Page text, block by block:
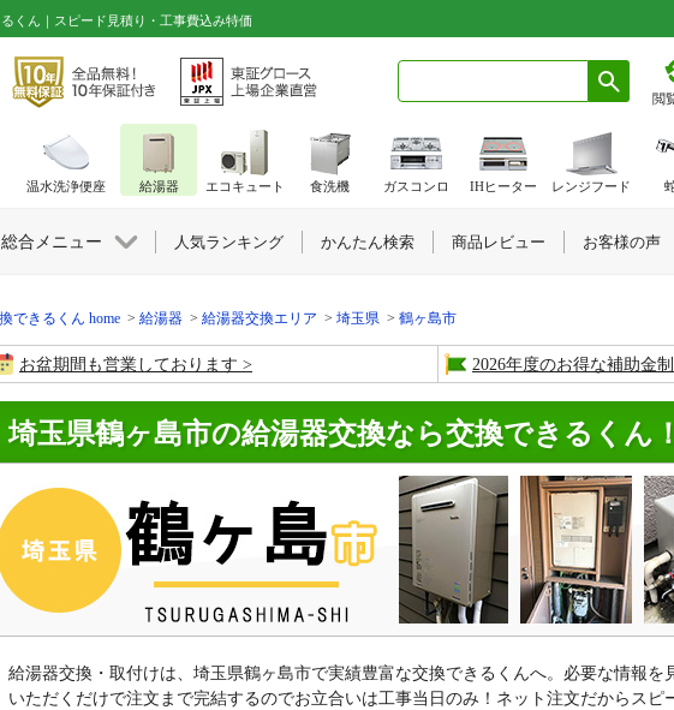
くん｜スピード見積り・工事費込み特価
閲
できるくん home 給湯器 給湯器交換エリア 埼玉県 鶴ヶ島市
お盆期間も営業しております 2026年度のお得な補助金
埼玉県鶴ヶ島市の給湯器交換なら交換できるくん！
給湯器交換・取付けは、埼玉県鶴ヶ島市で実績豊富な交換できるくんへ。必要な情報を
いただくだけで注文まで完結するのでお立合いは工事当日のみ！ネット注文だからスピ
温水洗浄便座 給湯器 エコキュート 食洗機 ガスコンロ IHヒーター レンジフード
総合メニュー 人気ランキング かんたん検索 商品レビュー お客様の声